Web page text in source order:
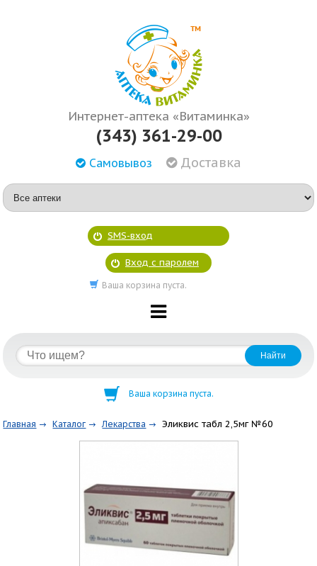
Интернет-аптека «Витаминка»
(343) 361-29-00
Самовывоз Доставка
SMS-вход
Вход с паролем
Ваша корзина пуста.
Ваша корзина пуста.
Главная Каталог Лекарства Эликвис табл 2,5мг №60